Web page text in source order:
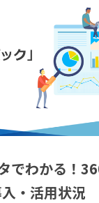
でわかる！
・活用状況